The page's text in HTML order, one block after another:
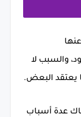
والسبب لا
يعتقد البعض.
عدة أسباب